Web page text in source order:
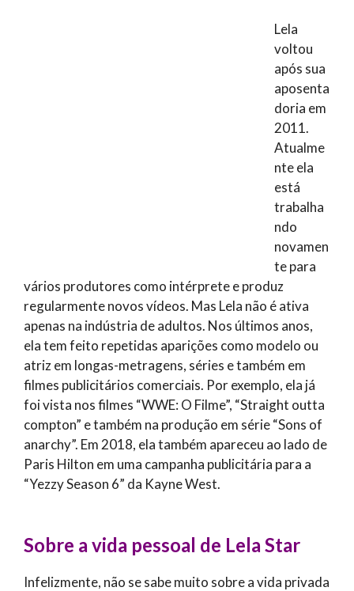
Lela
voltou
após sua
aposenta
doria em
2011.
Atualme
nte ela
está
trabalha
ndo
novamen
te para
vários produtores como intérprete e produz
regularmente novos vídeos. Mas Lela não é ativa
apenas na indústria de adultos. Nos últimos anos,
ela tem feito repetidas aparições como modelo ou
atriz em longas-metragens, séries e também em
filmes publicitários comerciais. Por exemplo, ela já
foi vista nos filmes “WWE: O Filme”, “Straight outta
compton” e também na produção em série “Sons of
anarchy”. Em 2018, ela também apareceu ao lado de
Paris Hilton em uma campanha publicitária para a
“Yezzy Season 6” da Kayne West.
Sobre a vida pessoal de Lela Star
Infelizmente, não se sabe muito sobre a vida privada